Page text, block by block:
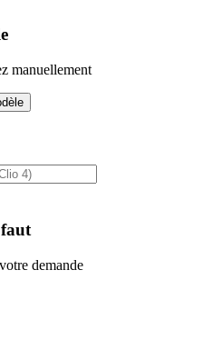
manuellement
faut
demande